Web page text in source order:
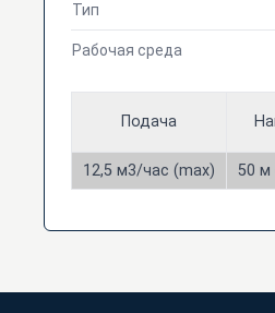
Тип
Рабочая среда
Подача
12,5 м3/час (max)
50 м